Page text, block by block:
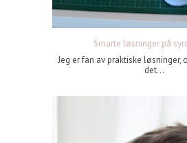
Smarte løsninger på
Jeg er fan av praktiske løsninger,
det...